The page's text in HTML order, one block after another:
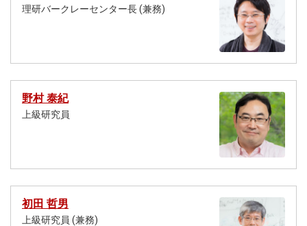
理研バークレーセンター長 (兼務)
野村 泰紀
上級研究員
初田 哲男
上級研究員 (兼務)